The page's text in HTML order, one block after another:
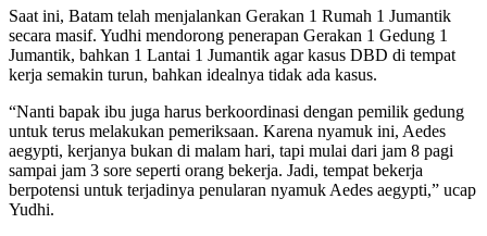
Saat ini, Batam telah menjalankan Gerakan 1 Rumah 1 Jumantik
secara masif. Yudhi mendorong penerapan Gerakan 1 Gedung 1
Jumantik, bahkan 1 Lantai 1 Jumantik agar kasus DBD di tempat
kerja semakin turun, bahkan idealnya tidak ada kasus.
“Nanti bapak ibu juga harus berkoordinasi dengan pemilik gedung
untuk terus melakukan pemeriksaan. Karena nyamuk ini, Aedes
aegypti, kerjanya bukan di malam hari, tapi mulai dari jam 8 pagi
sampai jam 3 sore seperti orang bekerja. Jadi, tempat bekerja
berpotensi untuk terjadinya penularan nyamuk Aedes aegypti,” ucap
Yudhi.